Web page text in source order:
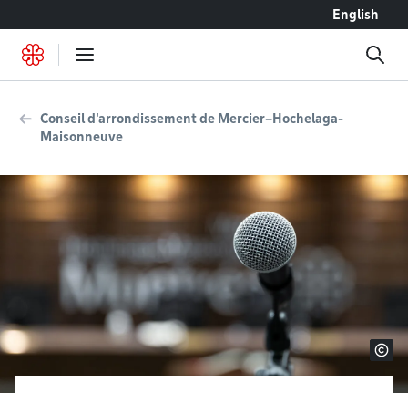
English
Conseil d'arrondissement de Mercier–Hochelaga-
Maisonneuve